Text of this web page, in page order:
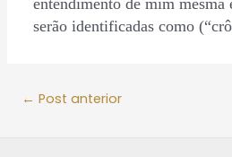
entendimento de mim mesma
serão identificadas como
← Post anterior